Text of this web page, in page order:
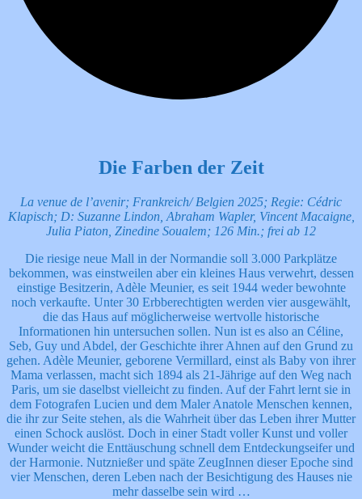
Die Farben der Zeit
La venue de l’avenir; Frankreich/ Belgien 2025; Regie: Cédric
Klapisch; D: Suzanne Lindon, Abraham Wapler, Vincent Macaigne,
Julia Piaton, Zinedine Soualem; 126 Min.; frei ab 12
Die riesige neue Mall in der Normandie soll 3.000 Parkplätze
bekommen, was einstweilen aber ein kleines Haus verwehrt, dessen
einstige Besitzerin, Adèle Meunier, es seit 1944 weder bewohnte
noch verkaufte. Unter 30 Erbberechtigten werden vier ausgewählt,
die das Haus auf möglicherweise wertvolle historische
Informationen hin untersuchen sollen. Nun ist es also an Céline,
Seb, Guy und Abdel, der Geschichte ihrer Ahnen auf den Grund zu
gehen. Adèle Meunier, geborene Vermillard, einst als Baby von ihrer
Mama verlassen, macht sich 1894 als 21-Jährige auf den Weg nach
Paris, um sie daselbst vielleicht zu finden. Auf der Fahrt lernt sie in
dem Fotografen Lucien und dem Maler Anatole Menschen kennen,
die ihr zur Seite stehen, als die Wahrheit über das Leben ihrer Mutter
einen Schock auslöst. Doch in einer Stadt voller Kunst und voller
Wunder weicht die Enttäuschung schnell dem Entdeckungseifer und
der Harmonie. Nutznießer und späte ZeugInnen dieser Epoche sind
vier Menschen, deren Leben nach der Besichtigung des Hauses nie
mehr dasselbe sein wird …